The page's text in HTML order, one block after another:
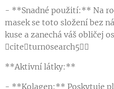
- **Snadné použití:** Na
masek se toto složení bez
kuse a zanechá váš obličej
citeturn0search5
**Aktivní látky:**
- **Kolagen:** Poskytuje